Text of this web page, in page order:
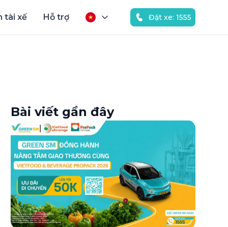
tài xế Hỗ trợ Đặt xe: 1555
Bài viết gần đây